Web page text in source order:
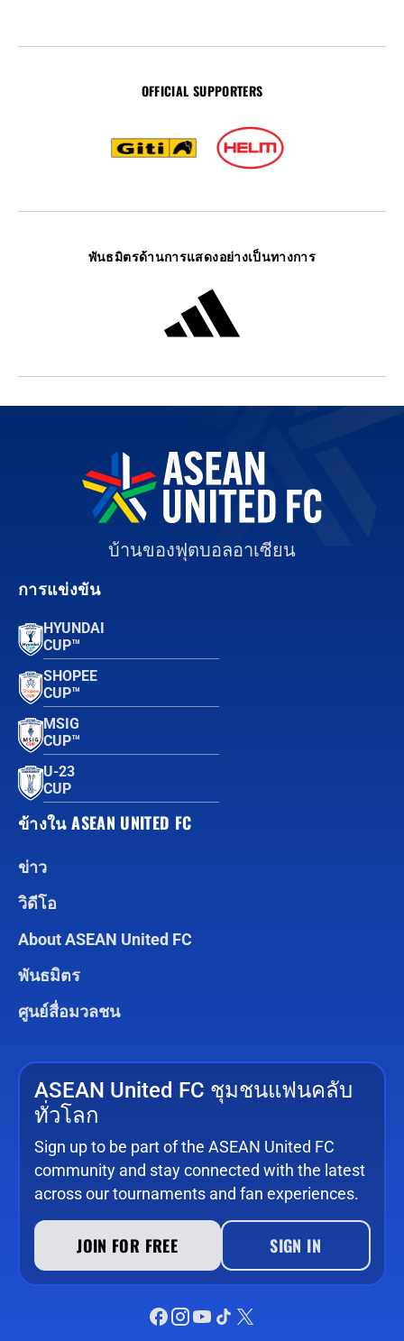
OFFICIAL SUPPORTERS
พันธมิตรด้านการแสดงอย่างเป็นทางการ
บ้านของฟุตบอลอาเซียน
การแข่งขัน
HYUNDAI
CUP™
SHOPEE
CUP™
MSIG
CUP™
U-23
CUP
ข้างใน ASEAN UNITED FC
ข่าว
วิดีโอ
About ASEAN United FC
พันธมิตร
ศูนย์สื่อมวลชน
ASEAN United FC ชุมชนแฟนคลับ
ทั่วโลก
Sign up to be part of the ASEAN United FC
community and stay connected with the latest
across our tournaments and fan experiences.
JOIN FOR FREE SIGN IN